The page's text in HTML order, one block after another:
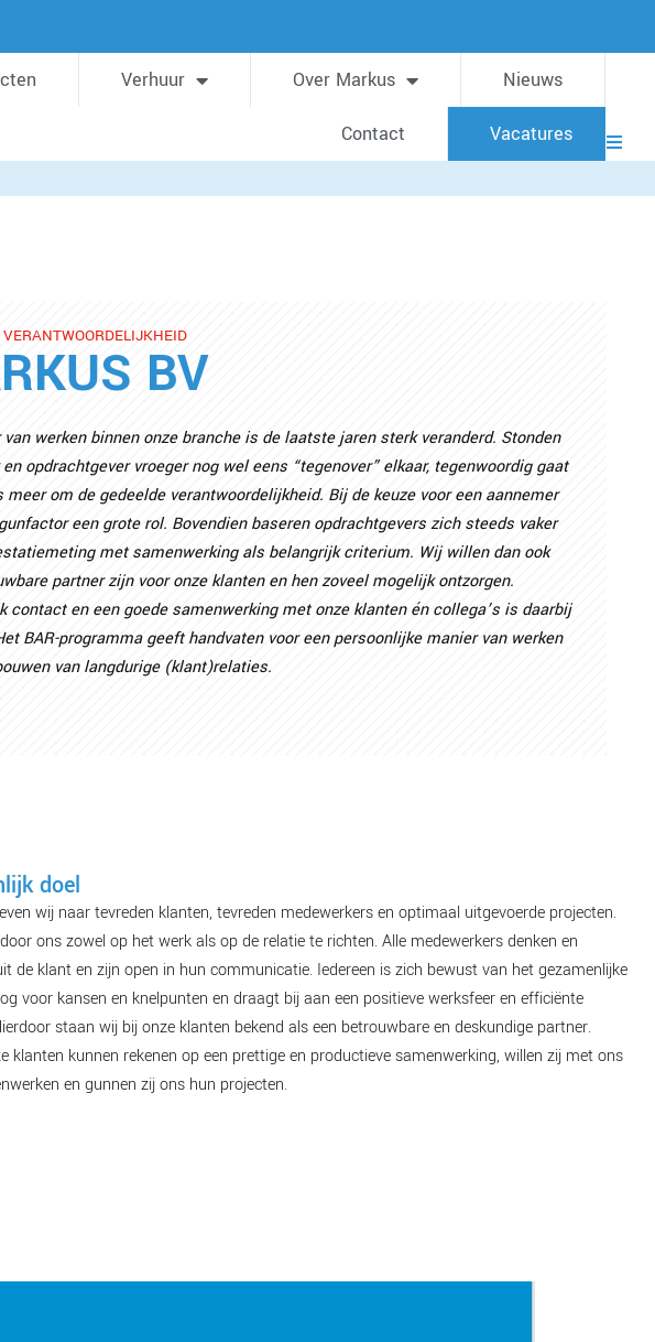
Verhuur Over Markus Nieuws
Contact Vacatures
VERANTWOORDELIJKHEID
BV
van werken binnen onze branche is de laatste jaren sterk veranderd. Stonden
opdrachtgever vroeger nog wel eens “tegenover” elkaar, tegenwoordig gaat
meer om de gedeelde verantwoordelijkheid. Bij de keuze voor een aannemer
een grote rol. Bovendien baseren opdrachtgevers zich steeds vaker
met samenwerking als belangrijk criterium. Wij willen dan ook
partner zijn voor onze klanten en hen zoveel mogelijk ontzorgen.
contact en een goede samenwerking met onze klanten én collega’s is daarbij
BAR-programma geeft handvaten voor een persoonlijke manier van werken
van langdurige (klant)relaties.
doel
wij naar tevreden klanten, tevreden medewerkers en optimaal uitgevoerde projecten.
ons zowel op het werk als op de relatie te richten. Alle medewerkers denken en
de klant en zijn open in hun communicatie. Iedereen is zich bewust van het gezamenlijke
voor kansen en knelpunten en draagt bij aan een positieve werksfeer en efficiënte
staan wij bij onze klanten bekend als een betrouwbare en deskundige partner.
klanten kunnen rekenen op een prettige en productieve samenwerking, willen zij met ons
en gunnen zij ons hun projecten.